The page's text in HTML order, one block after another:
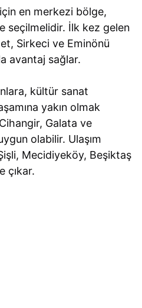
en merkezi bölge,
seçilmelidir. İlk kez gelen
Sirkeci ve Eminönü
avantaj sağlar.
kültür sanat
yakın olmak
Galata ve
olabilir. Ulaşım
Mecidiyeköy, Beşiktaş
çıkar.